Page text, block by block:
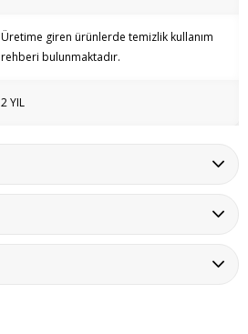
Üretime giren ürünlerde temizlik kullanım
rehberi bulunmaktadır.
2 YIL